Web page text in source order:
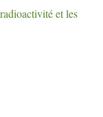
et les